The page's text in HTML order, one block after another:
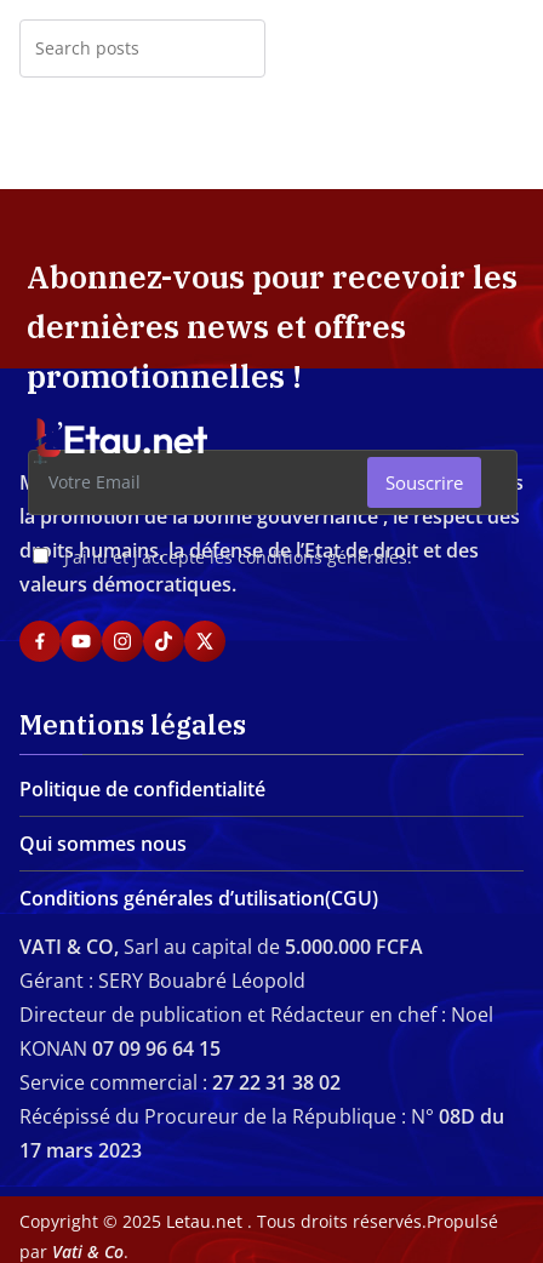
Abonnez-vous pour recevoir les
dernières news et offres
promotionnelles !
J'ai lu et j'accepte les conditions générales.
Souscrire
Média d'investigation ivoirien résolument engagé dans
la promotion de la bonne gouvernance , le respect des
droits humains, la défense de l’Etat de droit et des
valeurs démocratiques.
Mentions légales
Politique de confidentialité
Qui sommes nous
Conditions générales d’utilisation(CGU)
VATI & CO,Sarl au capital de 5.000.000 FCFA
Gérant : SERY Bouabré Léopold
Directeur de publication et Rédacteur en chef : Noel
KONAN 07 09 96 64 15
Service commercial : 27 22 31 38 02
Récépissé du Procureur de la République : N° 08D du
17 mars 2023
Copyright © 2025 Letau.net . Tous droits réservés.Propulsé
par Vati & Co.